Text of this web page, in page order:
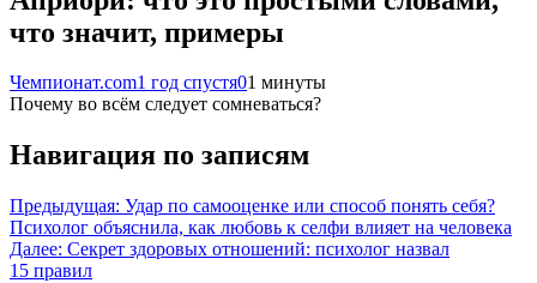
что значит, примеры
Чемпионат.com1 год спустя01 минуты
Почему во всём следует сомневаться?
Навигация по записям
Предыдущая: Удар по самооценке или способ понять себя?
Психолог объяснила, как любовь к селфи влияет на человека
Далее: Секрет здоровых отношений: психолог назвал
15 правил